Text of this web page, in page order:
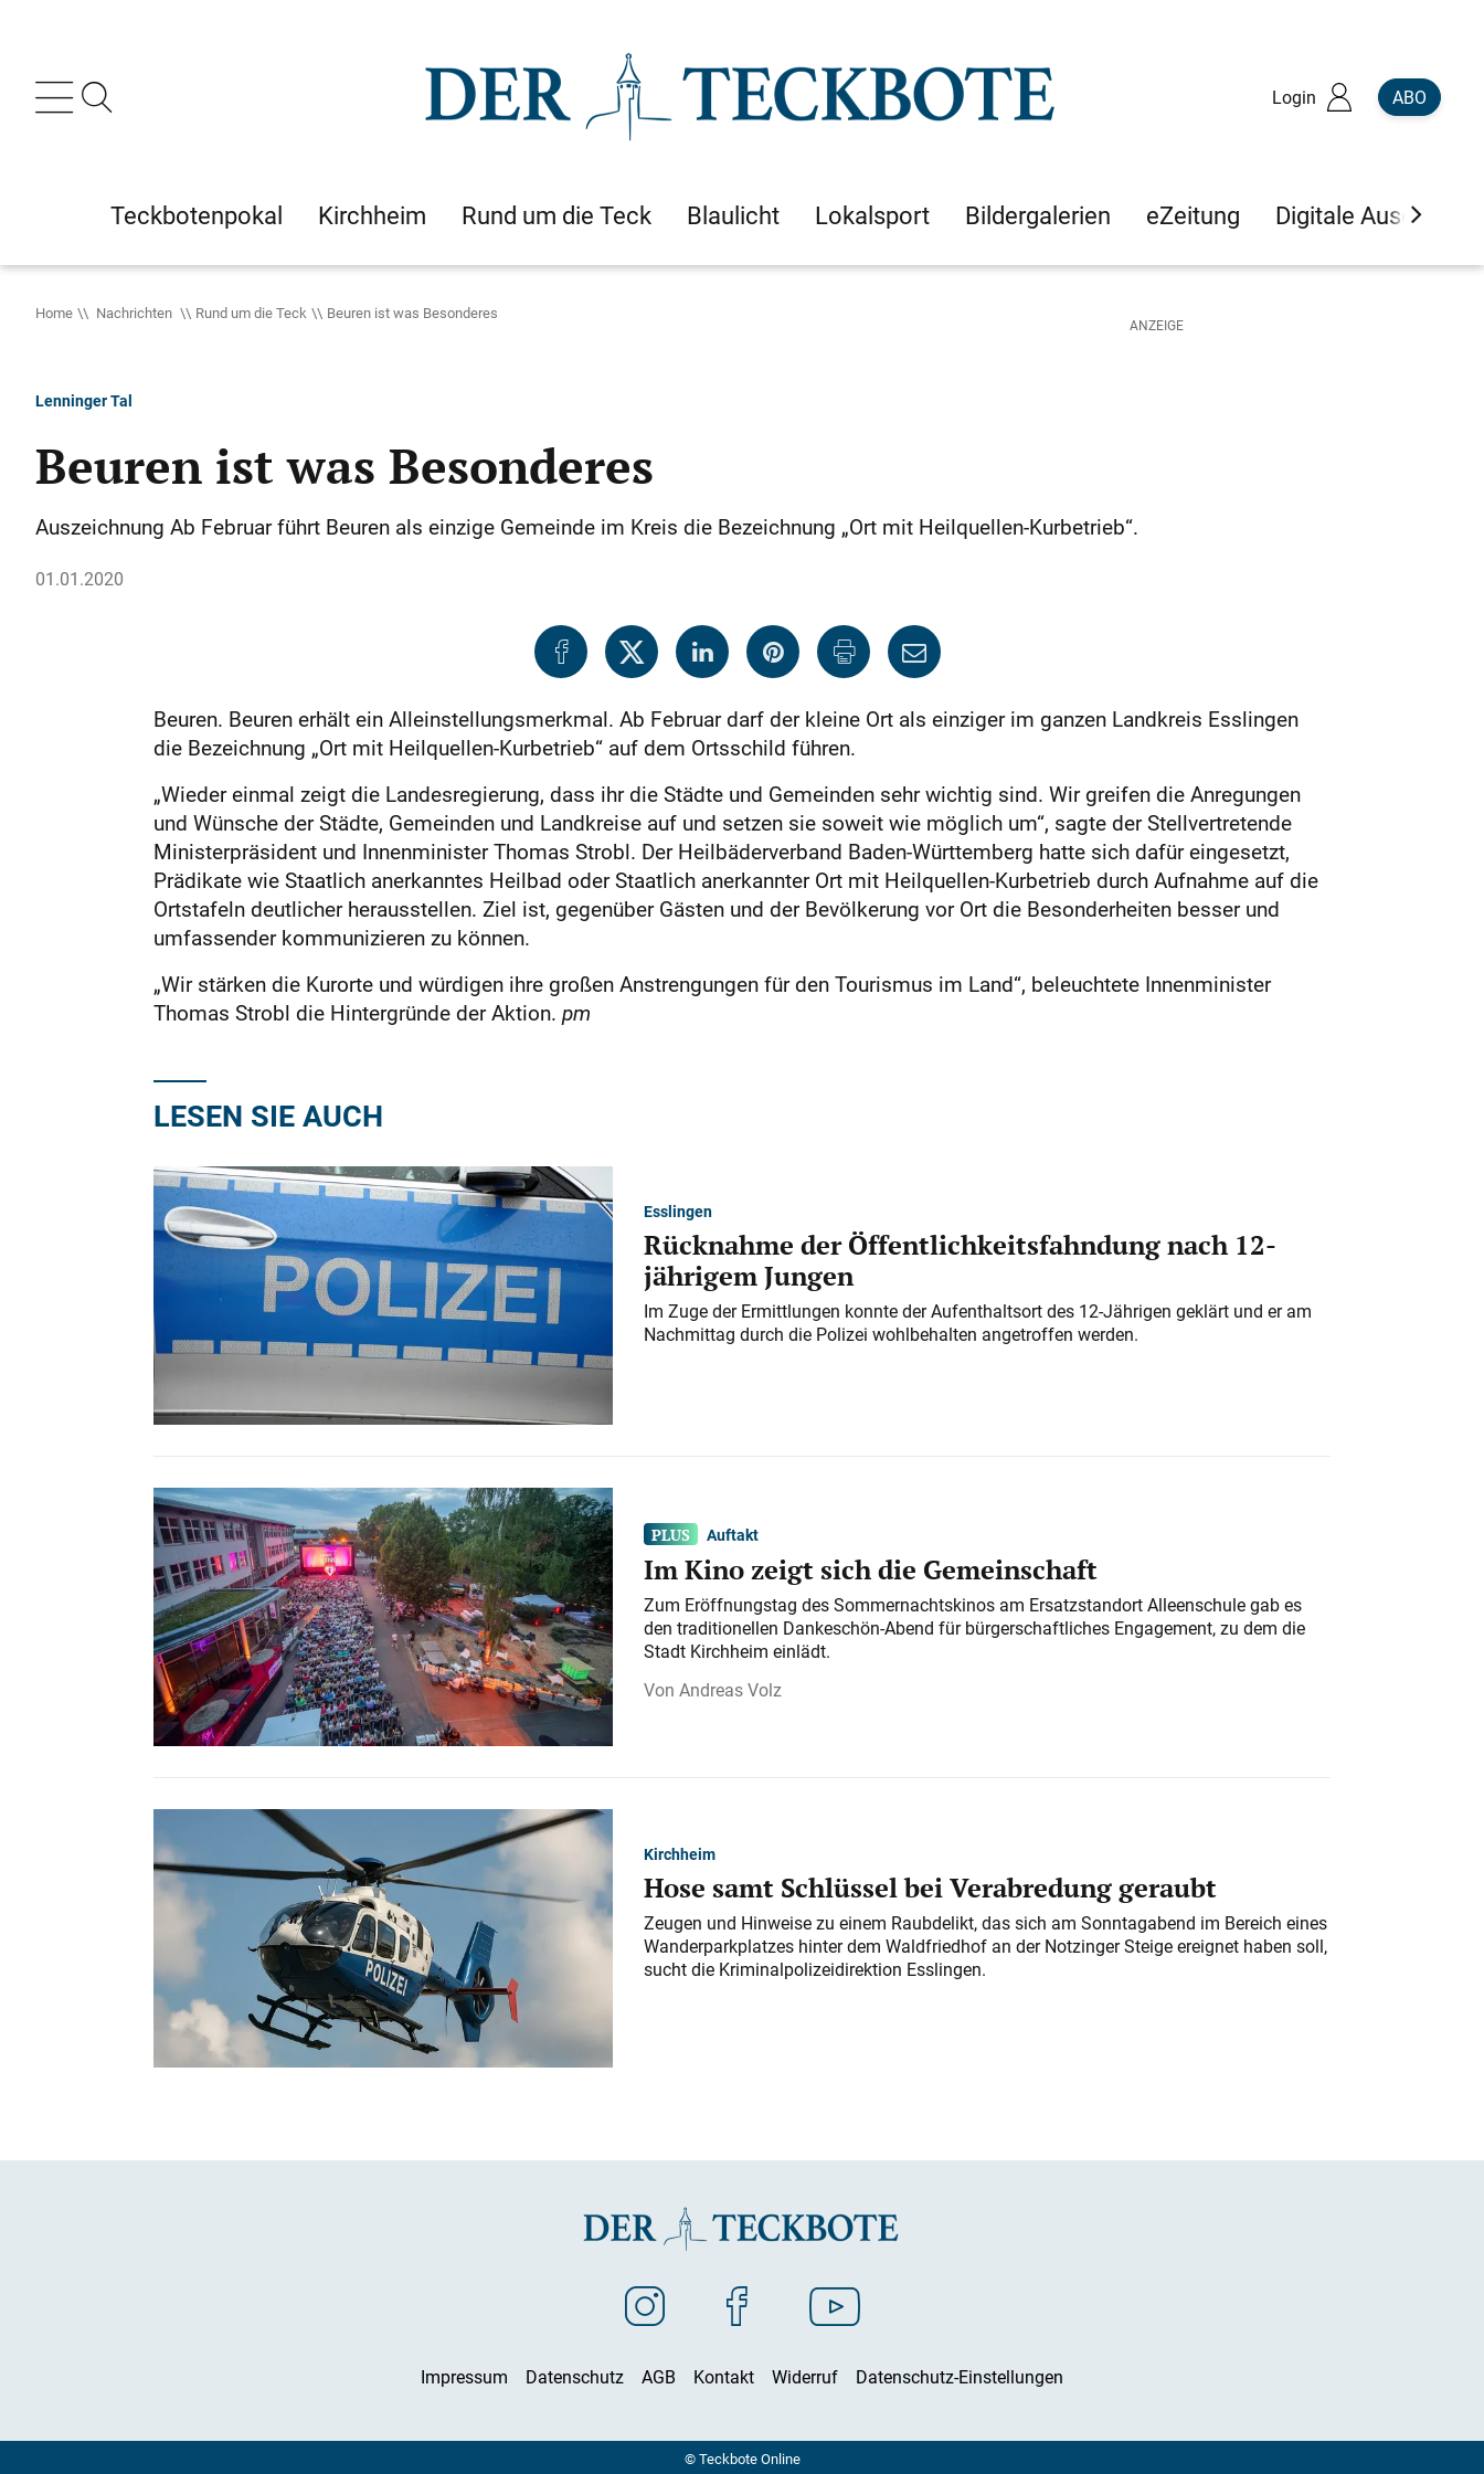
Login ABO
Teckbotenpokal Kirchheim Rund um die Teck Blaulicht Lokalsport Bildergalerien eZeitung Digitale Ausgaben
Home Nachrichten Rund um die Teck Beuren ist was Besonderes
Lenninger Tal
Beuren ist was Besonderes
Auszeichnung Ab Februar führt Beuren als einzige Gemeinde im Kreis die Bezeichnung „Ort mit Heilquellen-Kurbetrieb“.
01.01.2020
Beuren. Beuren erhält ein Alleinstellungsmerkmal. Ab Februar darf der kleine Ort als einziger im ganzen Landkreis Esslingen
die Bezeichnung „Ort mit Heilquellen-Kurbetrieb“ auf dem Ortsschild führen.
„Wieder einmal zeigt die Landesregierung, dass ihr die Städte und Gemeinden sehr wichtig sind. Wir greifen die Anregungen
und Wünsche der Städte, Gemeinden und Landkreise auf und setzen sie soweit wie möglich um“, sagte der Stellvertretende
Ministerpräsident und Innenminister Thomas Strobl. Der Heilbäderverband Baden-Württemberg hatte sich dafür eingesetzt,
Prädikate wie Staatlich anerkanntes Heilbad oder Staatlich anerkannter Ort mit Heilquellen-Kurbetrieb durch Aufnahme auf die
Ortstafeln deutlicher herausstellen. Ziel ist, gegenüber Gästen und der Bevölkerung vor Ort die Besonderheiten besser und
umfassender kommunizieren zu können.
„Wir stärken die Kurorte und würdigen ihre großen Anstrengungen für den Tourismus im Land“, beleuchtete Innenminister
Thomas Strobl die Hintergründe der Aktion. pm
LESEN SIE AUCH
Esslingen
Rücknahme der Öffentlichkeitsfahndung nach 12-
jährigem Jungen
Im Zuge der Ermittlungen konnte der Aufenthaltsort des 12-Jährigen geklärt und er am
Nachmittag durch die Polizei wohlbehalten angetroffen werden.
Auftakt
Im Kino zeigt sich die Gemeinschaft
Zum Eröffnungstag des Sommernachtskinos am Ersatzstandort Alleenschule gab es
den traditionellen Dankeschön-Abend für bürgerschaftliches Engagement, zu dem die
Stadt Kirchheim einlädt.
Andreas Volz
Kirchheim
Hose samt Schlüssel bei Verabredung geraubt
Zeugen und Hinweise zu einem Raubdelikt, das sich am Sonntagabend im Bereich eines
Wanderparkplatzes hinter dem Waldfriedhof an der Notzinger Steige ereignet haben soll,
sucht die Kriminalpolizeidirektion Esslingen.
Impressum Datenschutz AGB Kontakt Widerruf Datenschutz-Einstellungen
© Teckbote Online